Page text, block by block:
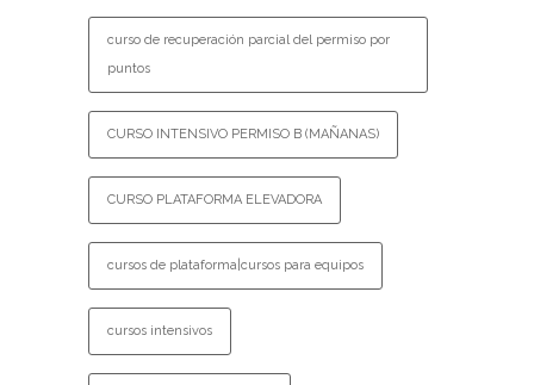
curso de recuperación parcial del permiso por
puntos
CURSO INTENSIVO PERMISO B (MAÑANAS)
CURSO PLATAFORMA ELEVADORA
cursos de plataforma|cursos para equipos
cursos intensivos